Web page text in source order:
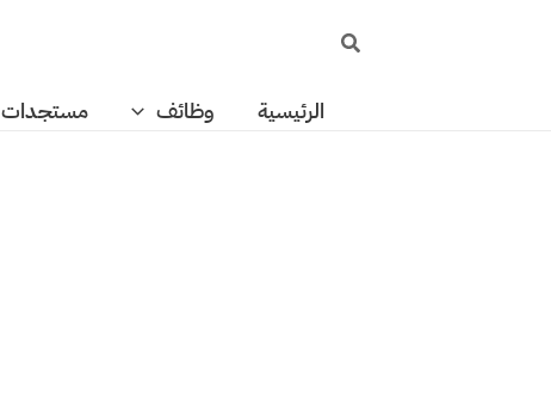
البحث
الرئيسية وظائف مستجدات